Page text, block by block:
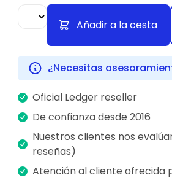
Añadir a la cesta
¿Necesitas
Oficial Ledger reseller
De confianza desde 2016
Nuestros clientes nos
reseñas)
Atención al cliente ofrecida